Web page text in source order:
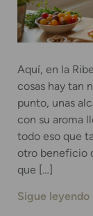
Aquí, en la
cosas hay tan
punto, unas
con su aroma
todo eso que
otro beneficio
que […]
Sigue leyendo